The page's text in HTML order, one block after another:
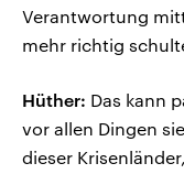
Verantwortung
mehr richtig
Hüther: Das kann
vor allen Dingen
dieser